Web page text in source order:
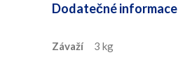
Dodatečné informace
Závaží 3 kg